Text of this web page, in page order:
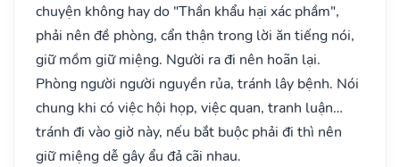
chuyện không hay do "Thần khẩu hại xác phầm",
phải nên đề phòng, cẩn thận trong lời ăn tiếng nói,
giữ mồm giữ miệng. Người ra đi nên hoãn lại.
Phòng người người nguyền rủa, tránh lây bệnh. Nói
chung khi có việc hội họp, việc quan, tranh luận…
tránh đi vào giờ này, nếu bắt buộc phải đi thì nên
giữ miệng dễ gây ẩu đả cãi nhau.